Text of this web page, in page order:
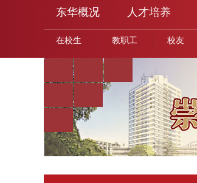
东华概况 人才培养
在校生 教职工 校友